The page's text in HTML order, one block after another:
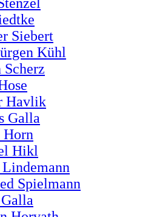
Siebert
Kühl
Scherz
Havlik
Galla
Hikl
Spielmann